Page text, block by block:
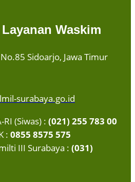
Waskim
Sidoarjo, Jawa Timur
surabaya.go.id
(Siwas) : (021) 255 783 00
: 0855 8575 575
III Surabaya : (031)